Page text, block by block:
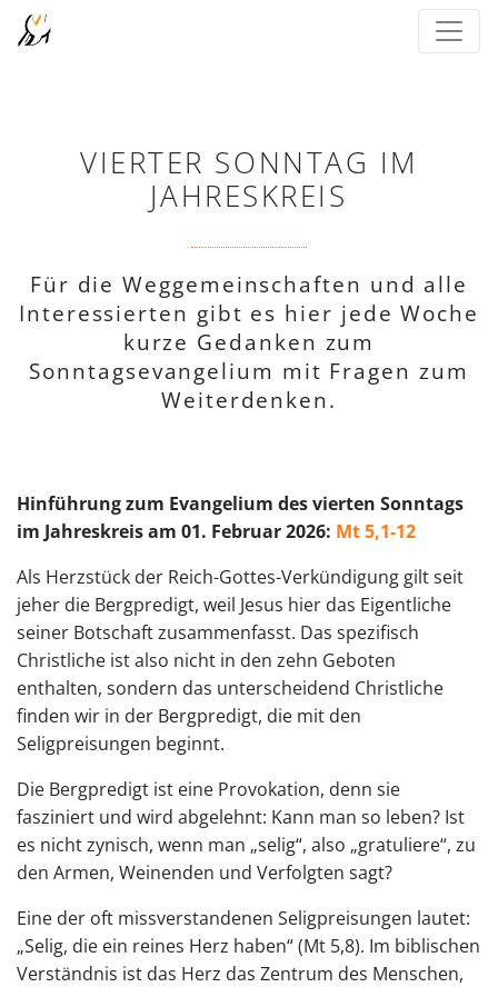
VIERTER SONNTAG IM
JAHRESKREIS
Für die Weggemeinschaften und alle
Interessierten gibt es hier jede Woche
kurze Gedanken zum
Sonntagsevangelium mit Fragen zum
Weiterdenken.
Hinführung zum Evangelium des vierten Sonntags
im Jahreskreis am 01. Februar 2026: Mt 5,1-12
Als Herzstück der Reich-Gottes-Verkündigung gilt seit
jeher die Bergpredigt, weil Jesus hier das Eigentliche
seiner Botschaft zusammenfasst. Das spezifisch
Christliche ist also nicht in den zehn Geboten
enthalten, sondern das unterscheidend Christliche
finden wir in der Bergpredigt, die mit den
Seligpreisungen beginnt.
Die Bergpredigt ist eine Provokation, denn sie
fasziniert und wird abgelehnt: Kann man so leben? Ist
es nicht zynisch, wenn man „selig“, also „gratuliere“, zu
den Armen, Weinenden und Verfolgten sagt?
Eine der oft missverstandenen Seligpreisungen lautet:
„Selig, die ein reines Herz haben“ (Mt 5,8). Im biblischen
Verständnis ist das Herz das Zentrum des Menschen,